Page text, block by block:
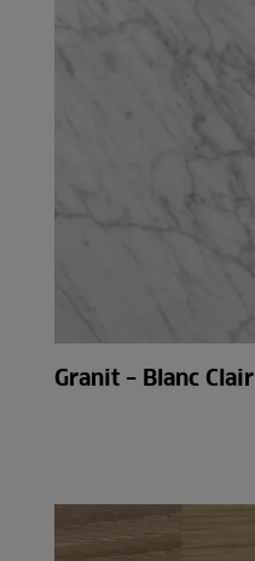
Granit – Blanc Clair